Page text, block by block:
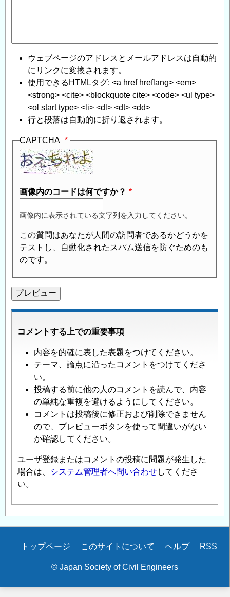
ウェブページのアドレスとメールアドレスは自動的
にリンクに変換されます。
使用できるHTMLタグ: <a href hreflang> <em>
<strong> <cite> <blockquote cite> <code> <ul type>
<ol start type> <li> <dl> <dt> <dd>
行と段落は自動的に折り返されます。
CAPTCHA
画像内のコードは何ですか？
画像内に表示されている文字列を入力してください。
この質問はあなたが人間の訪問者であるかどうかを
テストし、自動化されたスパム送信を防ぐためのも
のです。
コメントする上での重要事項
内容を的確に表した表題をつけてください。
テーマ、論点に沿ったコメントをつけてくださ
い。
投稿する前に他の人のコメントを読んで、内容
の単純な重複を避けるようにしてください。
コメントは投稿後に修正および削除できません
ので、プレビューボタンを使って間違いがない
か確認してください。
ユーザ登録またはコメントの投稿に問題が発生した
場合は、
システム管理者へ問い合わせしてくださ
い。
Secondary
トップページ このサイトについて ヘルプ RSS
© Japan Society of Civil Engineers